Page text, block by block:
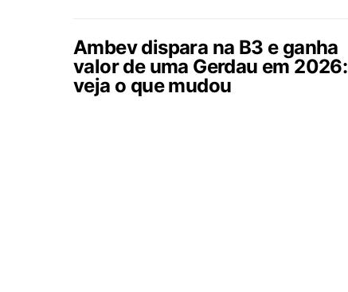
Ambev dispara na B3 e ganha
valor de uma Gerdau em 2026:
veja o que mudou